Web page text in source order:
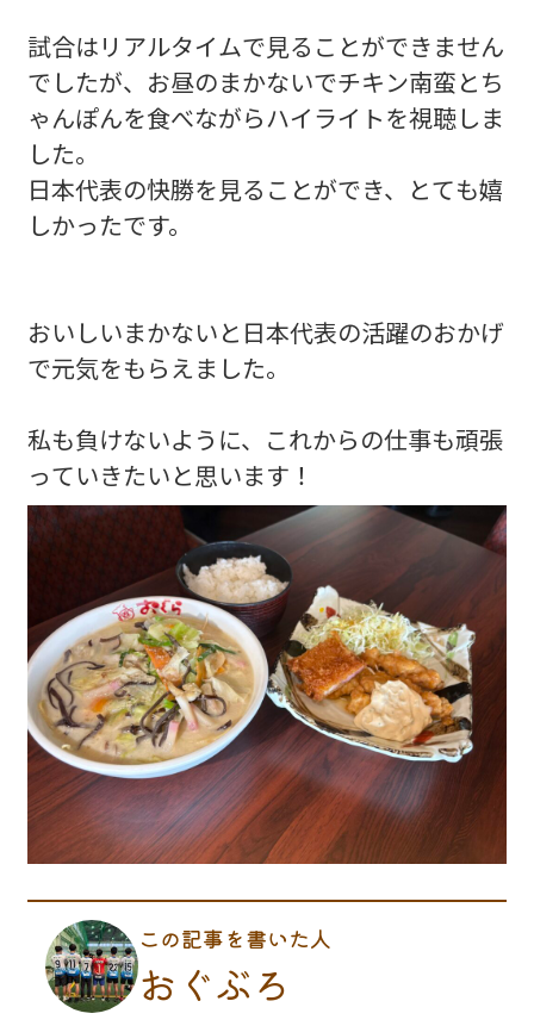
試合はリアルタイムで見ることができません
でしたが、お昼のまかないでチキン南蛮とち
ゃんぽんを食べながらハイライトを視聴しま
した。
日本代表の快勝を見ることができ、とても嬉
しかったです。
おいしいまかないと日本代表の活躍のおかげ
で元気をもらえました。
私も負けないように、これからの仕事も頑張
っていきたいと思います！
この記事を書いた人
おぐぶろ